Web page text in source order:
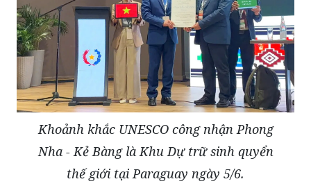
Khoảnh khắc UNESCO công nhận Phong
Nha - Kẻ Bàng là Khu Dự trữ sinh quyển
thế giới tại Paraguay ngày 5/6.